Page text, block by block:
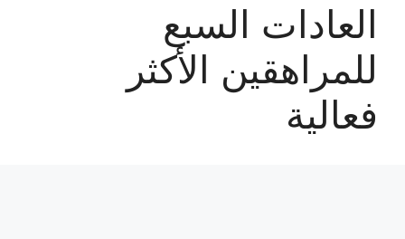
العادات السبع
للمراهقين الأكثر
فعالية